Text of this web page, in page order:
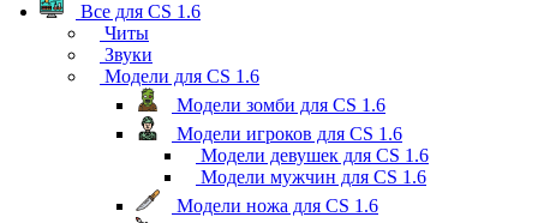
Все для CS 1.6
Читы
Звуки
Модели для CS 1.6
Модели зомби для CS 1.6
Модели игроков для CS 1.6
Модели девушек для CS 1.6
Модели мужчин для CS 1.6
Модели ножа для CS 1.6